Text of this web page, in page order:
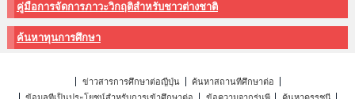
คู่มือการจัดการภาวะวิกฤติสำหรับชาวต่างชาติ
ค้นหาทุนการศึกษา
ข่าวสารการศึกษาต่อญี่ปุ่น
ค้นหาสถานที่ศึกษาต่อ